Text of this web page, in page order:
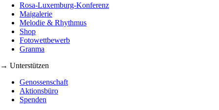
Rosa-Luxemburg-Konferenz
Maigalerie
Melodie & Rhythmus
Shop
Fotowettbewerb
Granma
→ Unterstützen
Genossenschaft
Aktionsbüro
Spenden